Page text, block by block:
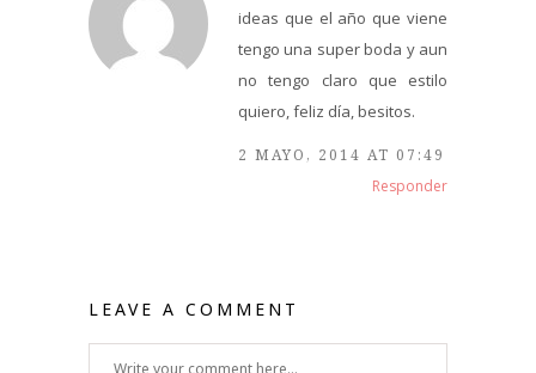
ideas que el año que viene
tengo una super boda y aun
no tengo claro que estilo
quiero, feliz día, besitos.
2 MAYO, 2014 AT 07:49
Responder
LEAVE A COMMENT